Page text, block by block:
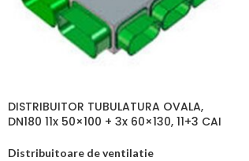
DISTRIBUITOR TUBULATURA OVALA,
DN180 11x 50×100 + 3x 60×130, 11+3 CAI
Distribuitoare de ventilatie